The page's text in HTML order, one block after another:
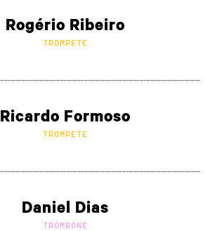
Rogério Ribeiro
TROMPETE
Ricardo Formoso
TROMPETE
Daniel Dias
TROMBONE